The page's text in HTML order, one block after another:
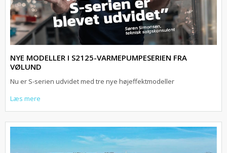
NYE MODELLER I S2125-VARMEPUMPESERIEN FRA
VØLUND
Nu er S-serien udvidet med tre nye højeffektmodeller
Læs mere